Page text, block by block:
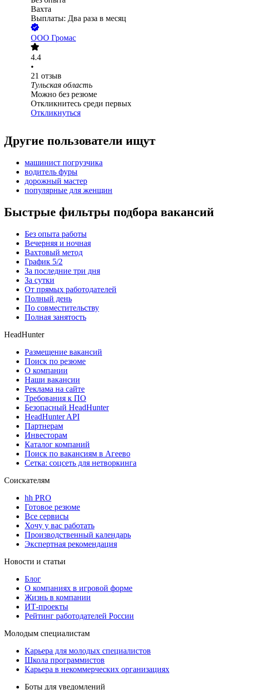
Вахта
Выплаты: Два раза в месяц
ООО Громас
4.4
•
21 отзыв
Тульская область
Можно без резюме
Откликнитесь среди первых
Откликнуться
Другие пользователи ищут
машинист погрузчика
водитель фуры
дорожный мастер
популярные для женщин
Быстрые фильтры подбора вакансий
Без опыта работы
Вечерняя и ночная
Вахтовый метод
График 5/2
За последние три дня
За сутки
От прямых работодателей
Полный день
По совместительству
Полная занятость
HeadHunter
Размещение вакансий
Поиск по резюме
О компании
Наши вакансии
Реклама на сайте
Требования к ПО
Безопасный HeadHunter
HeadHunter API
Партнерам
Инвесторам
Каталог компаний
Поиск по вакансиям в Агеево
Сетка: соцсеть для нетворкинга
Соискателям
hh PRO
Готовое резюме
Все сервисы
Хочу у вас работать
Производственный календарь
Экспертная рекомендация
Новости и статьи
Блог
О компаниях в игровой форме
Жизнь в компании
ИТ-проекты
Рейтинг работодателей России
Молодым специалистам
Карьера для молодых специалистов
Школа программистов
Карьера в некоммерческих организациях
Боты для уведомлений